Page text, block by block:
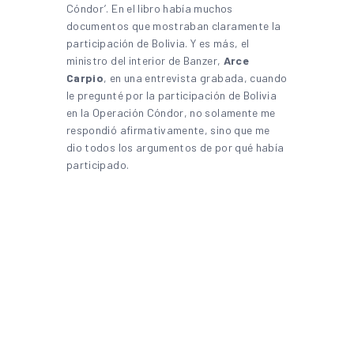
Cóndor’. En el libro había muchos
documentos que mostraban claramente la
participación de Bolivia. Y es más, el
ministro del interior de Banzer, Arce
Carpio, en una entrevista grabada, cuando
le pregunté por la participación de Bolivia
en la Operación Cóndor, no solamente me
respondió afirmativamente, sino que me
dio todos los argumentos de por qué había
participado.